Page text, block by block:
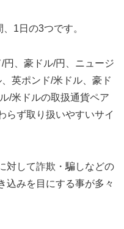
1日の3つです。
、豪ドル/円、ニュージ
英ポンド/米ドル、豪ド
/米ドルの取扱通貨ペア
らず取り扱いやすいサイ
対して詐欺・騙しなどの
込みを目にする事が多々